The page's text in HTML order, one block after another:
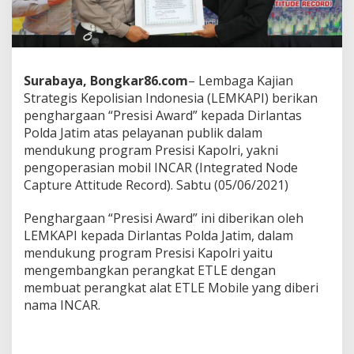
h
a
r
g
a
n
"
P
r
e
s
i
s
A
w
a
r
d
"
K
Surabaya, Bongkar86.com– Lembaga Kajian
Strategis Kepolisian Indonesia (LEMKAPI) berikan
penghargaan “Presisi Award” kepada Dirlantas
Polda Jatim atas pelayanan publik dalam
mendukung program Presisi Kapolri, yakni
pengoperasian mobil INCAR (Integrated Node
Capture Attitude Record). Sabtu (05/06/2021)
Penghargaan “Presisi Award” ini diberikan oleh
LEMKAPI kepada Dirlantas Polda Jatim, dalam
mendukung program Presisi Kapolri yaitu
mengembangkan perangkat ETLE dengan
membuat perangkat alat ETLE Mobile yang diberi
nama INCAR.